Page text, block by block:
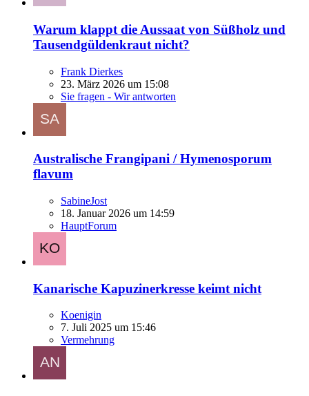
Warum klappt die Aussaat von Süßholz und
Tausendgüldenkraut nicht?
Frank Dierkes
23. März 2026 um 15:08
Sie fragen - Wir antworten
Australische Frangipani / Hymenosporum
flavum
SabineJost
18. Januar 2026 um 14:59
HauptForum
Kanarische Kapuzinerkresse keimt nicht
Koenigin
7. Juli 2025 um 15:46
Vermehrung